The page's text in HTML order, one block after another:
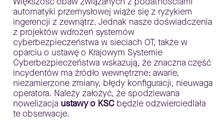
automatyki przemysłowej wiąże się z ryzykiem
ingerencji z zewnątrz. Jednak nasze doświadczenia
z projektów wdrożeń systemów
cyberbezpieczeństwa w sieciach OT, także w
oparciu o ustawę o Krajowym Systemie
Cyberbezpieczeństwa wskazują, że znaczna część
incydentów ma źródło wewnętrzne: awarie,
niezamierzone zmiany, błędy konfiguracji, nieuwaga
operatora. Należy założyć, że spodziewana
nowelizacja ustawy o KSCbędzie odzwierciedlała
te obserwacje.